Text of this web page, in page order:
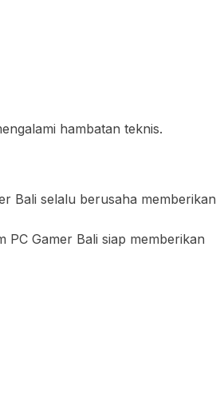
hambatan teknis.
Bali selalu berusaha memberikan
PC Gamer Bali siap memberikan